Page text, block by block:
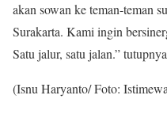
akan sowan ke teman-teman
Surakarta. Kami ingin
Satu jalur, satu jalan.”
(Isnu Haryanto/ Foto: